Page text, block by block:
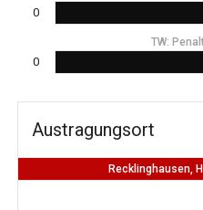
0
TW:
0
Austragungsort
Recklinghausen,